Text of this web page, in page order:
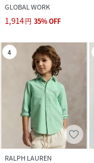
GLOBAL WORK
1,914円 35%OFF
4
RALPH LAUREN